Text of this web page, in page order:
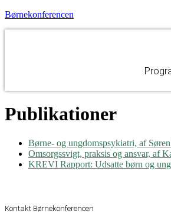
Børnekonferencen
Publikationer
Børne- og ungdomspsykiatri, af
Omsorgssvigt, praksis og ansvar, af
KREVI Rapport: Udsatte børn og
Kontakt Børnekonferencen